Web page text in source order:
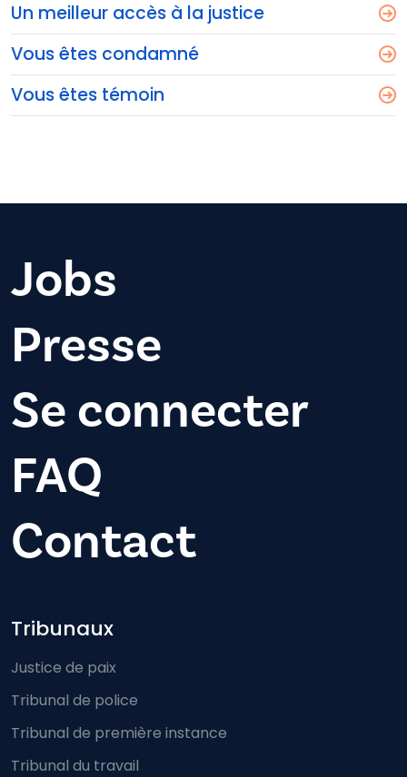
Un meilleur accès à la justice
Vous êtes condamné
Vous êtes témoin
Jobs
Presse
Se connecter
FAQ
Contact
Footer-menu
Tribunaux
Justice de paix
Tribunal de police
Tribunal de première instance
Tribunal du travail